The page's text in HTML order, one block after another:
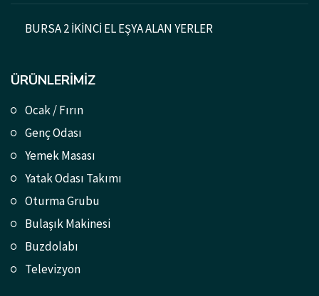
BURSA 2 İKİNCİ EL EŞYA ALAN YERLER
ÜRÜNLERIMIZ
Ocak / Fırın
Genç Odası
Yemek Masası
Yatak Odası Takımı
Oturma Grubu
Bulaşık Makinesi
Buzdolabı
Televizyon